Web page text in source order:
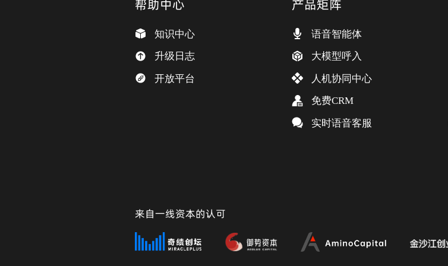
帮助中心
知识中心
升级日志
开放平台
产品矩阵
语音智能体
大模型呼入
人机协同中心
免费CRM
实时语音客服
来自一线资本的认可